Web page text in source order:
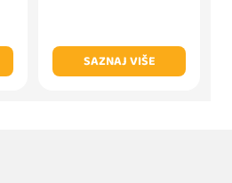
SAZNAJ VIŠE